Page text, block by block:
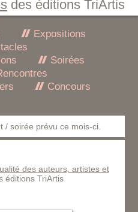
des éditions TriArtis
Expositions
Soirées
Concours
/ soirée prévu ce mois-ci.
des auteurs, artistes et
éditions TriArtis